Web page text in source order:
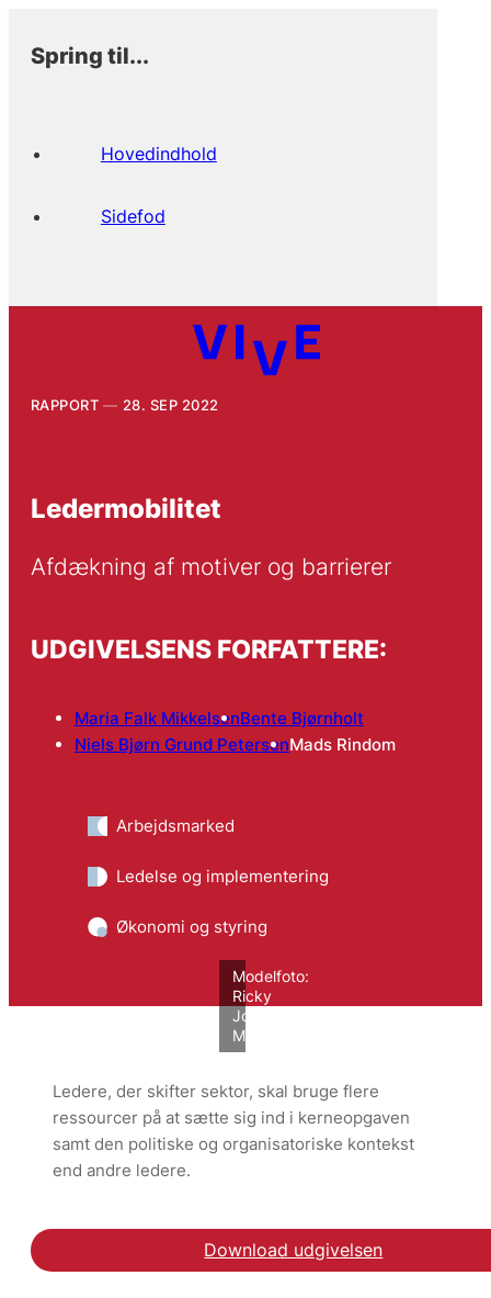
Spring til...
Hovedindhold
Sidefod
RAPPORT 28. SEP 2022
Ledermobilitet
Afdækning af motiver og barrierer
UDGIVELSENS FORFATTERE:
Maria Falk MikkelsenBente Bjørnholt
Niels Bjørn Grund PetersenMads Rindom
Arbejdsmarked
Ledelse og implementering
Økonomi og styring
Modelfoto:
Ricky
John
Molloy/VIVE
Ledere, der skifter sektor, skal bruge flere
ressourcer på at sætte sig ind i kerneopgaven
samt den politiske og organisatoriske kontekst
end andre ledere.
Download udgivelsenLæs om ledermobilitet